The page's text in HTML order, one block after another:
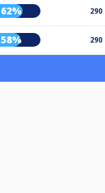
62% 290
58% 290